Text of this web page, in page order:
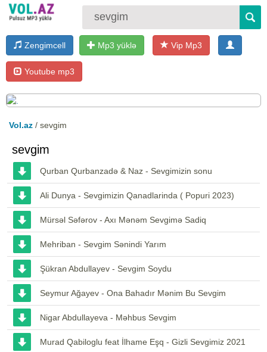
Zengimcell Mp3 yüklə Vip Mp3
Youtube mp3
Vol.az / sevgim
sevgim
Qurban Qurbanzadə & Naz - Sevgimizin sonu
Ali Dunya - Sevgimizin Qanadlarinda ( Popuri 2023)
Mürsəl Səfərov - Axı Mənəm Sevgimə Sadiq
Mehriban - Sevgim Sənindi Yarım
Şükran Abdullayev - Sevgim Soydu
Seymur Ağayev - Ona Bahadır Mənim Bu Sevgim
Nigar Abdullayeva - Məhbus Sevgim
Murad Qabiloglu feat İlhame Eşq - Gizli Sevgimiz 2021